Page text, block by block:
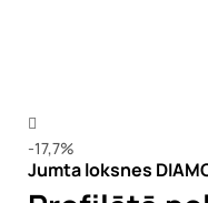
-17,7%
Jumta loksnes